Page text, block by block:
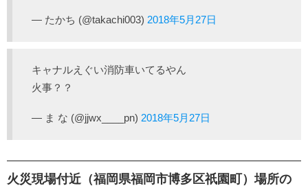
— たかち (@takachi003) 2018年5月27日
キャナルえぐい消防車いてるやん
火事？？
— ま な (@jjwx____pn) 2018年5月27日
火災現場付近（福岡県福岡市博多区祇園町）場所の